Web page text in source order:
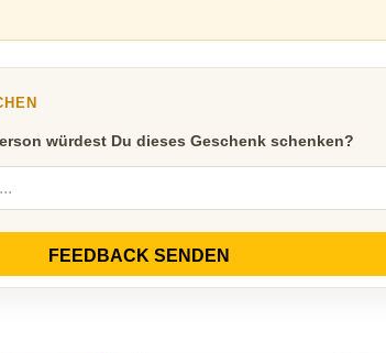
würdest Du dieses Geschenk schenken?
FEEDBACK SENDEN